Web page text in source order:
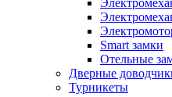
Smart замки
Отельные
Дверные
Турникеты